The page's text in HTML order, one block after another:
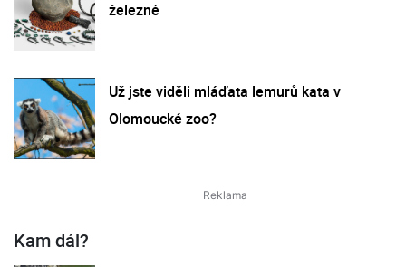
železné
Už jste viděli mláďata lemurů kata v
Olomoucké zoo?
Kam dál?